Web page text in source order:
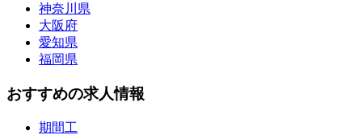
神奈川県
大阪府
愛知県
福岡県
おすすめの求人情報
期間工